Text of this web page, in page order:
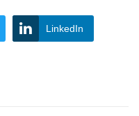
LinkedIn